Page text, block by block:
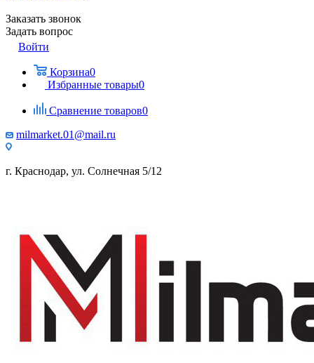
Заказать звонок
Задать вопрос
Войти
Корзина0
Избранные товары0
Сравнение товаров0
milmarket.01@mail.ru
г. Краснодар, ул. Солнечная 5/12